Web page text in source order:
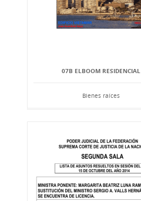
07B ELBOOM RESIDENCIAL
Bienes raíces